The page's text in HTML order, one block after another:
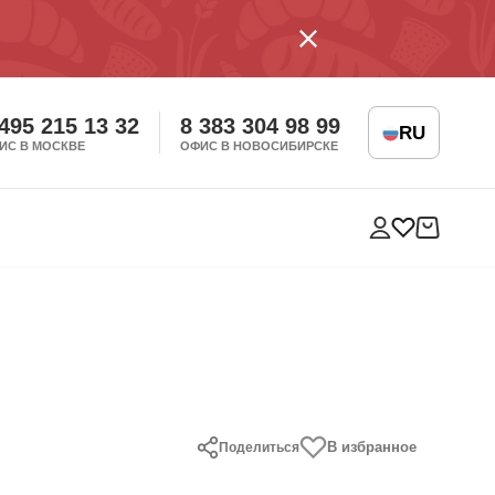
215 13 32
В МОСКВЕ
8 383 304 98 99
ОФИС В НОВОСИБИРСКЕ
RU
В избранное
Поделиться